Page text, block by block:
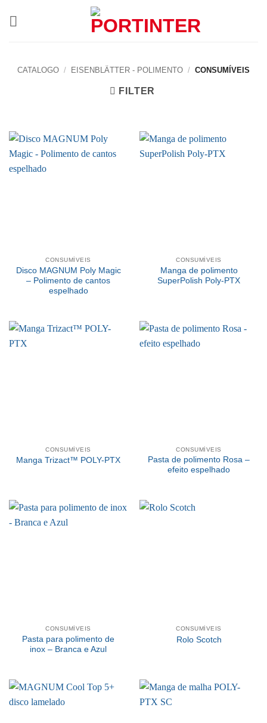
CATALOGO / EISENBLÄTTER - POLIMENTO / CONSUMÍVEIS
FILTER
CONSUMÍVEIS
Disco MAGNUM Poly Magic
– Polimento de cantos
espelhado
CONSUMÍVEIS
Manga de polimento
SuperPolish Poly-PTX
CONSUMÍVEIS
Manga Trizact™ POLY-PTX
CONSUMÍVEIS
Pasta de polimento Rosa –
efeito espelhado
CONSUMÍVEIS
Pasta para polimento de
inox – Branca e Azul
CONSUMÍVEIS
Rolo Scotch